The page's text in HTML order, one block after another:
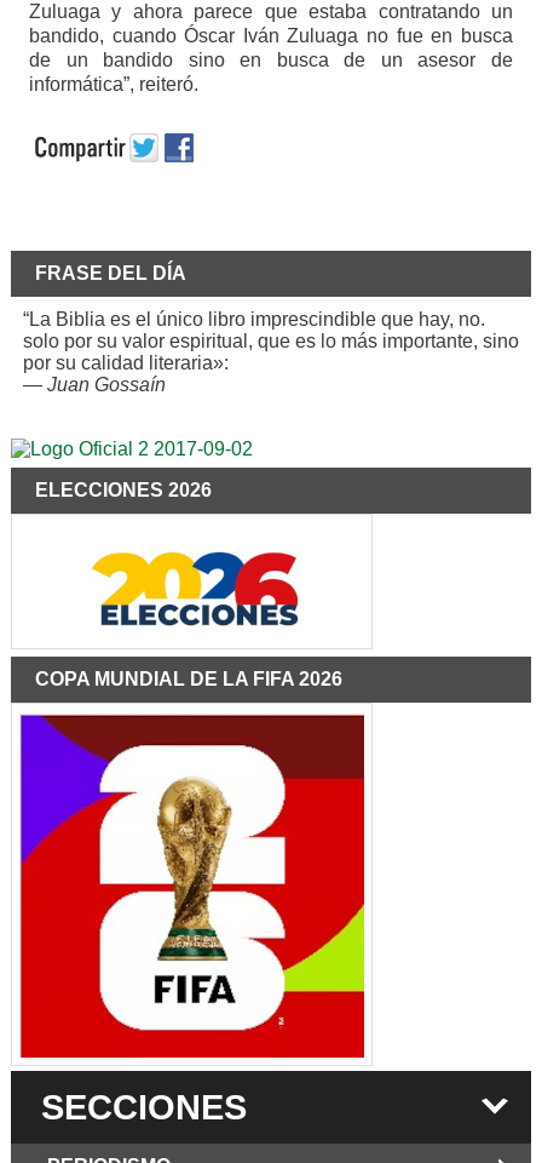
Zuluaga y ahora parece que estaba contratando un
bandido, cuando Óscar Iván Zuluaga no fue en busca
de un bandido sino en busca de un asesor de
informática”, reiteró.
FRASE DEL DÍA
“La Biblia es el único libro imprescindible que hay, no.
solo por su valor espiritual, que es lo más importante, sino
por su calidad literaria»:
— Juan Gossaín
ELECCIONES 2026
COPA MUNDIAL DE LA FIFA 2026
SECCIONES